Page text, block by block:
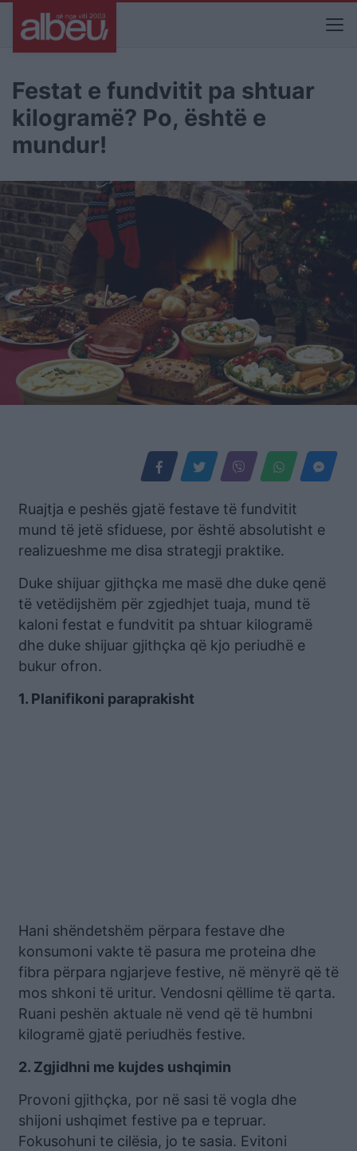
Festat e fundvitit pa shtuar
kilogramë? Po, është e
mundur!
Ruajtja e peshës gjatë festave të fundvitit
mund të jetë sfiduese, por është absolutisht e
realizueshme me disa strategji praktike.
Duke shijuar gjithçka me masë dhe duke qenë
të vetëdijshëm për zgjedhjet tuaja, mund të
kaloni festat e fundvitit pa shtuar kilogramë
dhe duke shijuar gjithçka që kjo periudhë e
bukur ofron.
1. Planifikoni paraprakisht
Hani shëndetshëm përpara festave dhe
konsumoni vakte të pasura me proteina dhe
fibra përpara ngjarjeve festive, në mënyrë që të
mos shkoni të uritur. Vendosni qëllime të qarta.
Ruani peshën aktuale në vend që të humbni
kilogramë gjatë periudhës festive.
2. Zgjidhni me kujdes ushqimin
Provoni gjithçka, por në sasi të vogla dhe
shijoni ushqimet festive pa e tepruar.
Fokusohuni te cilësia, jo te sasia. Evitoni